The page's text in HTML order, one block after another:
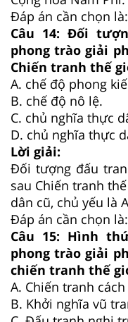
Đáp án cần chọn
Câu 14: Đối
phong trào giải
Chiến tranh thế
A. chế độ
B. chế độ nô lệ.
C. chủ nghĩa
D. chủ nghĩa thực
Lời giải:
Đối tượng đấu
sau Chiến tranh
dân cũ, chủ yếu là
Đáp án cần chọn
Câu 15: Hình
phong trào giải
chiến tranh thế
A. Chiến tranh
B. Khởi nghĩa vũ